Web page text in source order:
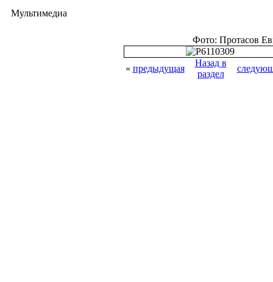
Мультимедиа
Фото: Протасов
« предыдущая
Назад в
раздел